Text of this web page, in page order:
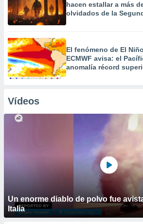
hacen estallar a más
olvidados de la
El fenómeno de El
ECMWF avisa: el
anomalía récord
Vídeos
Un enorme diablo de polvo fue
Italia